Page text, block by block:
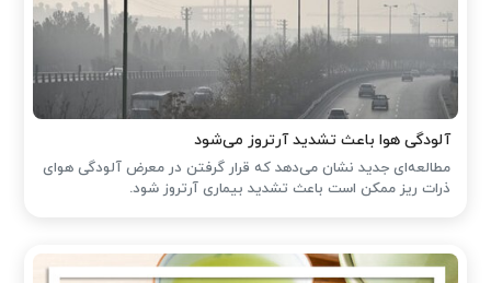
آلودگی هوا باعث تشدید آرتروز می‌شود
مطالعه‌ای جدید نشان می‌دهد که قرار گرفتن در معرض آلودگی هوای
ذرات ریز ممکن است باعث تشدید بیماری آرتروز شود.